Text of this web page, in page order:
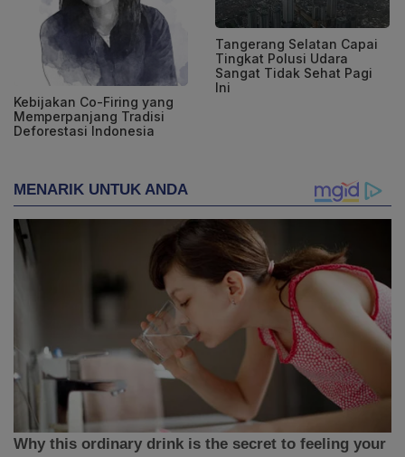
Kebijakan Co-Firing yang
Memperpanjang Tradisi
Deforestasi Indonesia
Tangerang Selatan Capai
Tingkat Polusi Udara
Sangat Tidak Sehat Pagi
Ini